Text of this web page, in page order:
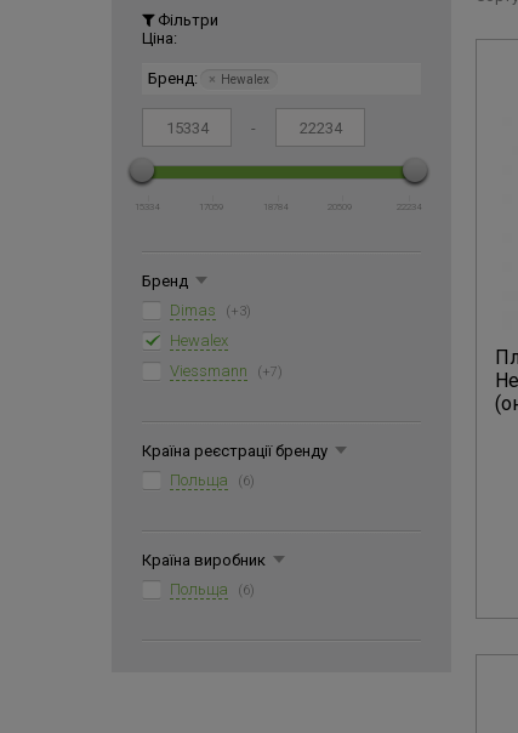
Фільтри
Ціна:
Бренд: × Hewalex
-
15334 17059 18784 20509 22234
Бренд
Dimas
(+3)
Hewalex
Viessmann
(+7)
Країна реєстрації бренду
Польща
(6)
Країна виробник
Польща
(6)